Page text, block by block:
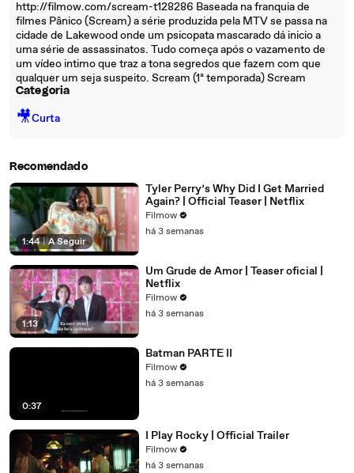
http://filmow.com/scream-t128286 Baseada na franquia de
filmes Pânico (Scream) a série produzida pela MTV se passa na
cidade de Lakewood onde um psicopata mascarado dá inicio a
uma série de assassinatos. Tudo começa após o vazamento de
um vídeo intimo que traz a tona segredos que fazem com que
qualquer um seja suspeito. Scream (1ª temporada) Scream
Categoria
🎥Curta
Recomendado
1:44 | A Seguir
Tyler Perry’s Why Did I Get Married
Again? | Official Teaser | Netflix
Filmow
há 3 semanas
1:13
Um Grude de Amor | Teaser oficial |
Netflix
Filmow
há 3 semanas
0:37
Batman PARTE II
Filmow
há 3 semanas
I Play Rocky | Official Trailer
Filmow
há 3 semanas